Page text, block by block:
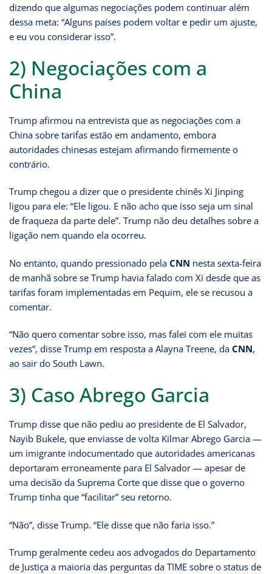
dizendo que algumas negociações podem continuar além
dessa meta: “Alguns países podem voltar e pedir um ajuste,
e eu vou considerar isso”.
2) Negociações com a
China
Trump afirmou na entrevista que as negociações com a
China sobre tarifas estão em andamento, embora
autoridades chinesas estejam afirmando firmemente o
contrário.
Trump chegou a dizer que o presidente chinês Xi Jinping
ligou para ele: “Ele ligou. E não acho que isso seja um sinal
de fraqueza da parte dele”. Trump não deu detalhes sobre a
ligação nem quando ela ocorreu.
No entanto, quando pressionado pela CNN nesta sexta-feira
de manhã sobre se Trump havia falado com Xi desde que as
tarifas foram implementadas em Pequim, ele se recusou a
comentar.
“Não quero comentar sobre isso, mas falei com ele muitas
vezes”, disse Trump em resposta a Alayna Treene, da CNN,
ao sair do South Lawn.
3) Caso Abrego Garcia
Trump disse que não pediu ao presidente de El Salvador,
Nayib Bukele, que enviasse de volta Kilmar Abrego Garcia —
um imigrante indocumentado que autoridades americanas
deportaram erroneamente para El Salvador — apesar de
uma decisão da Suprema Corte que disse que o governo
Trump tinha que “facilitar” seu retorno.
“Não”, disse Trump. “Ele disse que não faria isso.”
Trump geralmente cedeu aos advogados do Departamento
de Justiça a maioria das perguntas da TIME sobre o status de